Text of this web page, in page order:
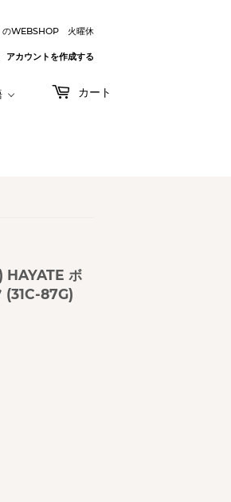
のWEBSHOP 火曜休
アカウントを作成する
カート
HAYATE ボ
(31C-87G)